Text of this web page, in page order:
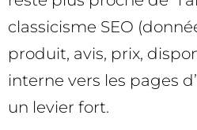
classicisme SEO
produit, avis, prix,
interne vers les pages
un levier fort.